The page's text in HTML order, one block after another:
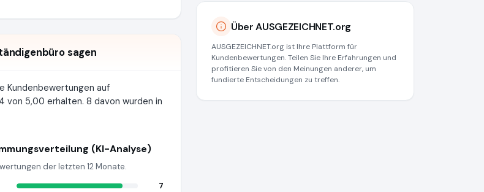
sagen
Kundenbewertungen auf
von 5,00 erhalten. 8 davon wurden in
(KI-Analyse)
der letzten 12 Monate.
7
Über AUSGEZEICHNET.org
AUSGEZEICHNET.org ist Ihre Plattform für
Kundenbewertungen. Teilen Sie Ihre Erfahrungen und
profitieren Sie von den Meinungen anderer, um
fundierte Entscheidungen zu treffen.